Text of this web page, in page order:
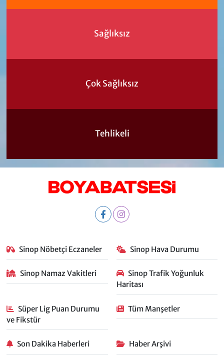
Sağlıksız
Çok Sağlıksız
Tehlikeli
Sinop Nöbetçi Eczaneler Sinop Hava Durumu
Sinop Namaz Vakitleri
Sinop Trafik Yoğunluk
Haritası
Süper Lig Puan Durumu
ve Fikstür
Tüm Manşetler
Son Dakika Haberleri Haber Arşivi